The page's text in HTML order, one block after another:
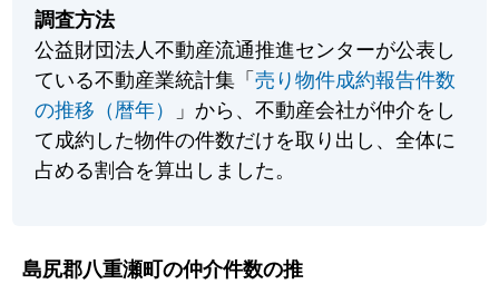
調査方法
公益財団法人不動産流通推進センターが公表し
ている不動産業統計集「売り物件成約報告件数
の推移（暦年）
」から、不動産会社が仲介をし
て成約した物件の件数だけを取り出し、全体に
占める割合を算出しました。
島尻郡八重瀬町の仲介件数の推